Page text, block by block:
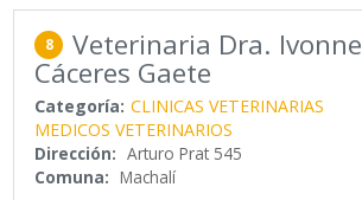
8 Veterinaria Dra. Ivonne
Cáceres Gaete
Categoría: CLINICAS VETERINARIAS
MEDICOS VETERINARIOS
Dirección: Arturo Prat 545
Comuna: Machalí